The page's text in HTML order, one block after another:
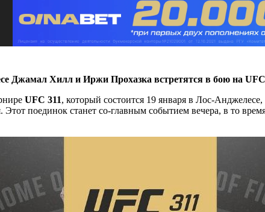
Джамал Хилл и Иржи Прохазка встретятся в бою на UFC
UFC 311, который состоится 19 января в Лос-
. Этот поединок станет со-главным событием вечера, в то